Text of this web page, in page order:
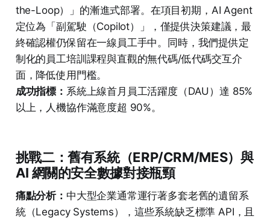
the-Loop）」的漸進式部署。在項目初期，AI Agent
定位為「副駕駛（Copilot）」，僅提供決策建議，最
終確認權仍保留在一線員工手中。同時，我們提供定
制化的員工培訓課程與直觀的無代碼/低代碼交互介
面，降低使用門檻。
成功指標： 系統上線首月員工活躍度（DAU）達 85%
以上，人機協作滿意度超 90%。
挑戰二：舊有系統（ERP/CRM/MES）與
AI 網關的安全數據對接瓶頸
痛點分析： 中大型企業通常運行著多套老舊的遺留系
統（Legacy Systems），這些系統缺乏標準 API，且